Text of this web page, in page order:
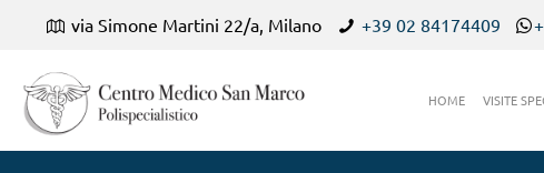
via Simone Martini 22/a, Milano +39 02 84174409
HOME VISITE